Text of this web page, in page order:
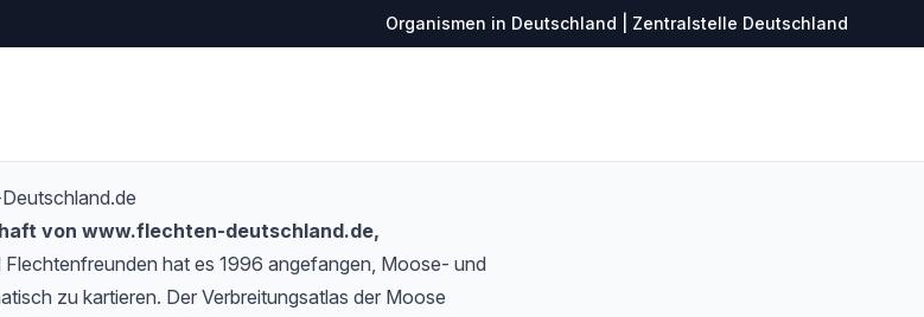
Organismen in Deutschland | Zentralstelle Deutschland
von www.flechten-deutschland.de,
hat es 1996 angefangen, Moose- und
zu kartieren. Der Verbreitungsatlas der Moose